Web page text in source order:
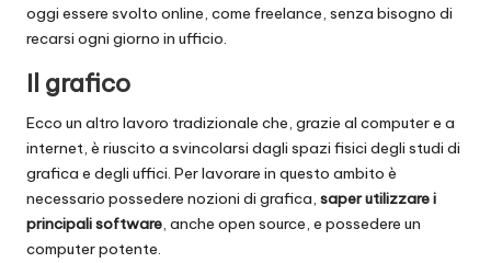
oggi essere svolto online, come freelance, senza bisogno di
recarsi ogni giorno in ufficio.
Il grafico
Ecco un altro lavoro tradizionale che, grazie al computer e a
internet, è riuscito a svincolarsi dagli spazi fisici degli studi di
grafica e degli uffici. Per lavorare in questo ambito è
necessario possedere nozioni di grafica, saper utilizzare i
principali software, anche open source, e possedere un
computer potente.